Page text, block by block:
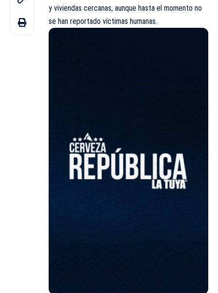
y viviendas cercanas, aunque hasta el momento no
se han reportado víctimas humanas.